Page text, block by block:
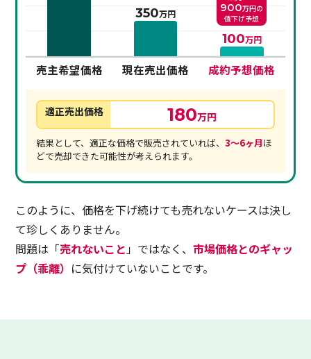
売主希望価格 現在売出価格 成約予想価格
350万円
100万円
900万円の
値下げ予想
適正売出価格 180万円
結果として、適正な価格で販売されていれば、3〜6ヶ月ほ
どで売却できた可能性が考えられます。
このように、価格を下げ続けても売れないケースは決し
て珍しくありません。
問題は「売れないこと」ではなく、市場価格とのギャッ
プ（乖離） に気付けていないことです。